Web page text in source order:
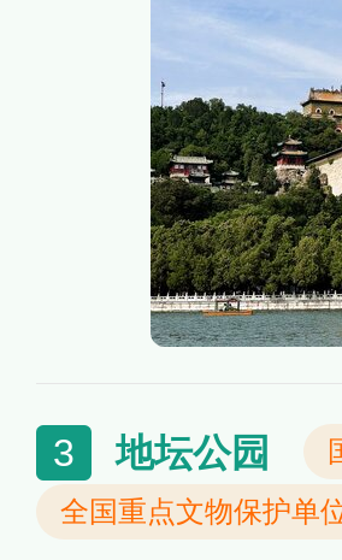
势，又充满了自
人作，宛自天开”
3 地坛公园
全国重点文物保护单